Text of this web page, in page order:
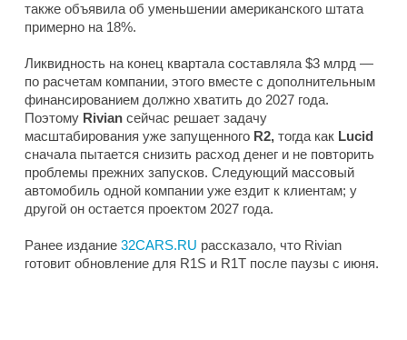
также объявила об уменьшении американского штата
примерно на 18%.
Ликвидность на конец квартала составляла $3 млрд —
по расчетам компании, этого вместе с дополнительным
финансированием должно хватить до 2027 года.
Поэтому Rivian сейчас решает задачу
масштабирования уже запущенного R2, тогда как Lucid
сначала пытается снизить расход денег и не повторить
проблемы прежних запусков. Следующий массовый
автомобиль одной компании уже ездит к клиентам; у
другой он остается проектом 2027 года.
Ранее издание 32CARS.RU рассказало, что Rivian
готовит обновление для R1S и R1T после паузы с июня.